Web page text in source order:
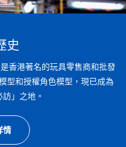
史
香港著名的玩具零售商和批發
型和授權角色模型，現已成為
」之地。
情